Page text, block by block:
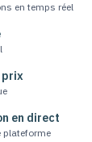
en temps réel
prix
en direct
plateforme